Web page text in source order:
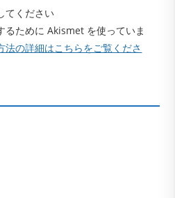
てください
るために Akismet を使っていま
法の詳細はこちらをご覧くださ